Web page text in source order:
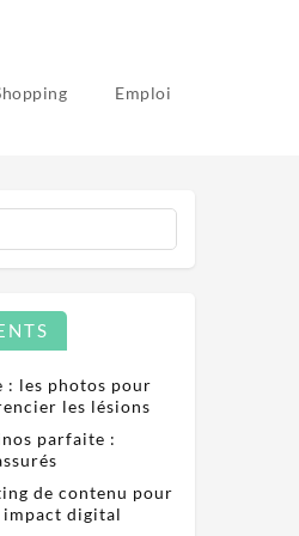
Emploi
: les photos pour
les lésions
parfaite :
de contenu pour
impact digital